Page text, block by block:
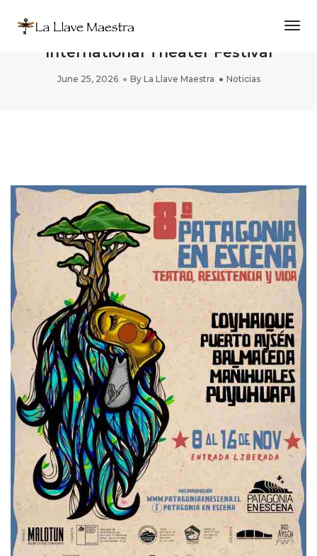
PAREIDOLIA in PATAGONIA EN ESCENA
International Theater Festival
June 25, 2026 By La Llave Maestra Noticias